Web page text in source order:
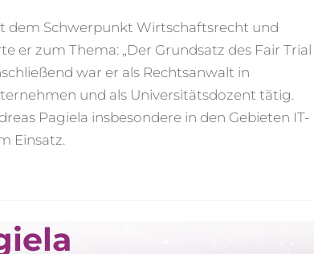
dem Schwerpunkt Wirtschaftsrecht und
er zum Thema: „Der Grundsatz des Fair Trial
war er als Rechtsanwalt in
und als Universitätsdozent tätig.
Pagiela insbesondere in den Gebieten IT-
Einsatz.